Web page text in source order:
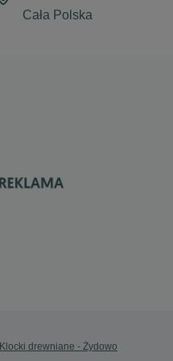
Klocki drewniane - Żydowo